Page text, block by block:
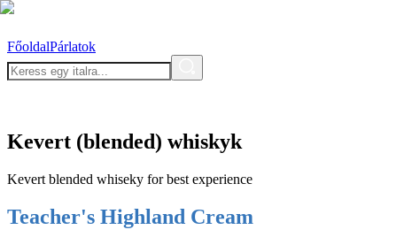
FőoldalPárlatok
Kevert (blended) whiskyk
Kevert blended whiseky for best experience
Teacher's Highland Cream